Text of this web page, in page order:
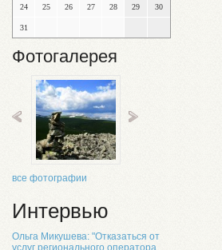
24 25 26 27 28 29 30
31
Фотогалерея
все фотографии
Интервью
Ольга Микушева: "Отказаться от
услуг регионального оператора